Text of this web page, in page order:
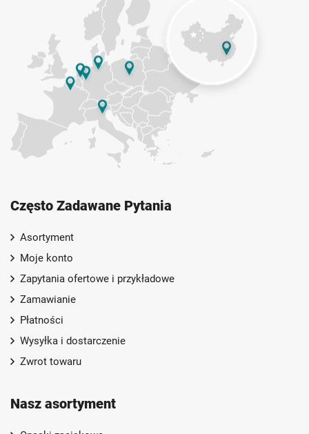
Często Zadawane Pytania
Asortyment
Moje konto
Zapytania ofertowe i przykładowe
Zamawianie
Płatności
Wysyłka i dostarczenie
Zwrot towaru
Nasz asortyment